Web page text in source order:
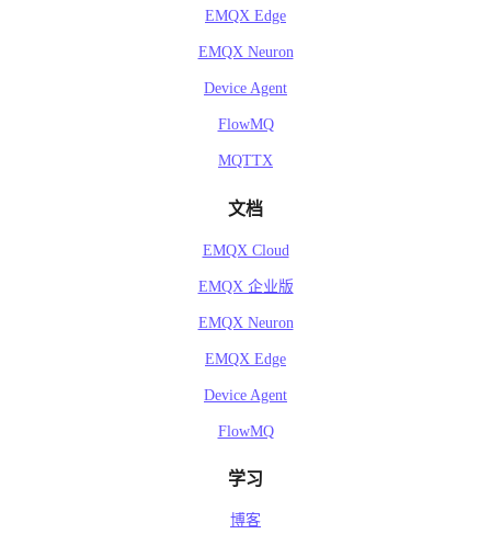
EMQX Edge
EMQX Neuron
Device Agent
FlowMQ
MQTTX
文档
EMQX Cloud
EMQX 企业版
EMQX Neuron
EMQX Edge
Device Agent
FlowMQ
学习
博客